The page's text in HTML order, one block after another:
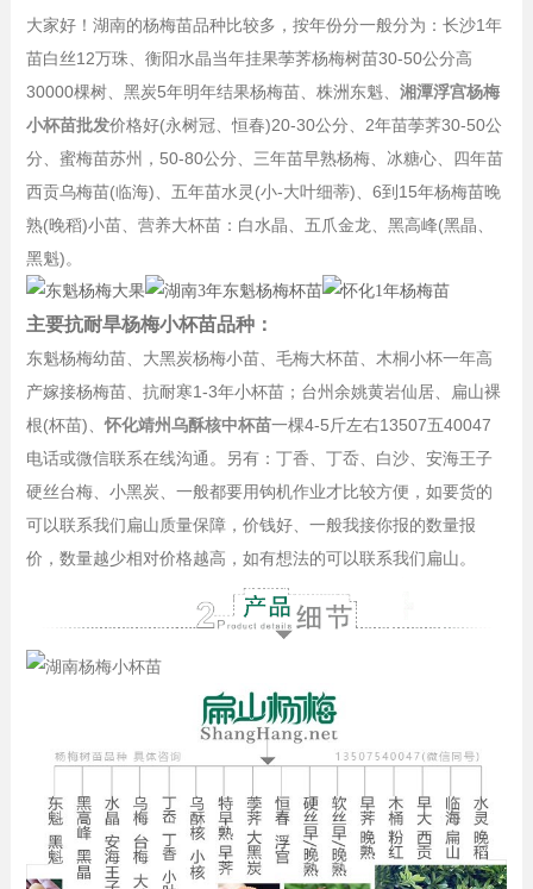
大家好！湖南的杨梅苗品种比较多，按年份分一般分为：长沙1年
苗白丝12万珠、衡阳水晶当年挂果荸荠杨梅树苗30-50公分高
30000棵树、黑炭5年明年结果杨梅苗、株洲东魁、 湘潭浮宫杨梅
小杯苗批发价格好(永树冠、恒春)20-30公分、2年苗荸荠30-50公
分、蜜梅苗苏州，50-80公分、三年苗早熟杨梅、冰糖心、四年苗
西贡乌梅苗(临海)、五年苗水灵(小-大叶细蒂)、6到15年杨梅苗晚
熟(晚稻)小苗、营养大杯苗：白水晶、五爪金龙、黑高峰(黑晶、
黑魁)。
主要抗耐旱杨梅小杯苗品种：
东魁杨梅幼苗、大黑炭杨梅小苗、毛梅大杯苗、木桐小杯一年高
产嫁接杨梅苗、抗耐寒1-3年小杯苗；台州余姚黄岩仙居、扁山裸
根(杯苗)、怀化靖州乌酥核中杯苗一棵4-5斤左右13507五40047
电话或微信联系在线沟通。另有：丁香、丁岙、白沙、安海王子
硬丝台梅、小黑炭、一般都要用钩机作业才比较方便，如要货的
可以联系我们扁山质量保障，价钱好、一般我接你报的数量报
价，数量越少相对价格越高，如有想法的可以联系我们扁山。